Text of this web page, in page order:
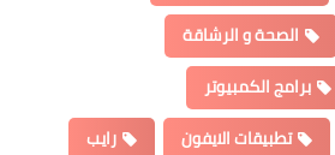
الصحة و الرشاقة
برامج الكمبيوتر
تطبيقات الايفون
رايب